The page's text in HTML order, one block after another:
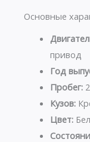
Основные
привод
Год
Пробег:
Кузов:
Цвет: